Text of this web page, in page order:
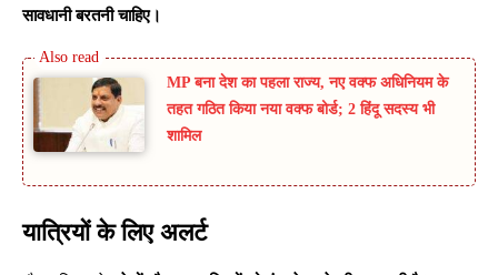
सावधानी बरतनी चाहिए।
MP बना देश का पहला राज्य, नए वक्फ अधिनियम के
तहत गठित किया नया वक्फ बोर्ड; 2 हिंदू सदस्य भी
शामिल
यात्रियों के लिए अलर्ट